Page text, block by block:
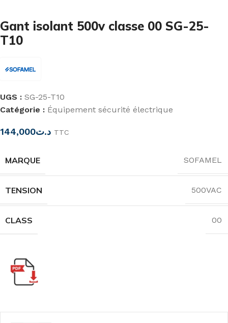
Gant isolant 500v classe 00 SG-25-
T10
UGS : SG-25-T10
Catégorie : Équipement sécurité électrique
د.ت144,000 TTC
MARQUE SOFAMEL
TENSION 500VAC
CLASS 00